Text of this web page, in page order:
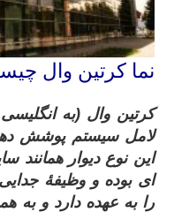
نما کرتین وال
کرتین وال (به
لامل سیستم پوشش
این نوع دیوار همانند
ای بوده و وظیفهٔ
را به عهده دارد و به